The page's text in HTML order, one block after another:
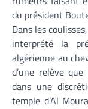
du président
Dans les
interprété la
algérienne au
d’une relève
dans une
temple d’Al